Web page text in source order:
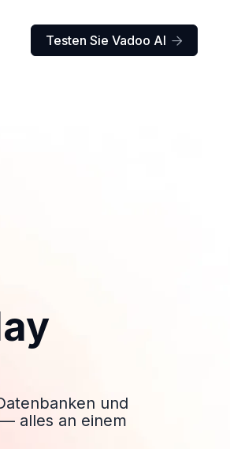
Testen Sie Vadoo AI 
und
alles an einem